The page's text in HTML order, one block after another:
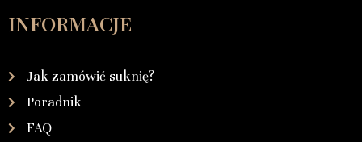
INFORMACJE
Jak zamówić suknię?
Poradnik
FAQ